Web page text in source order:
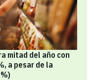
mitad del año con
a pesar de la